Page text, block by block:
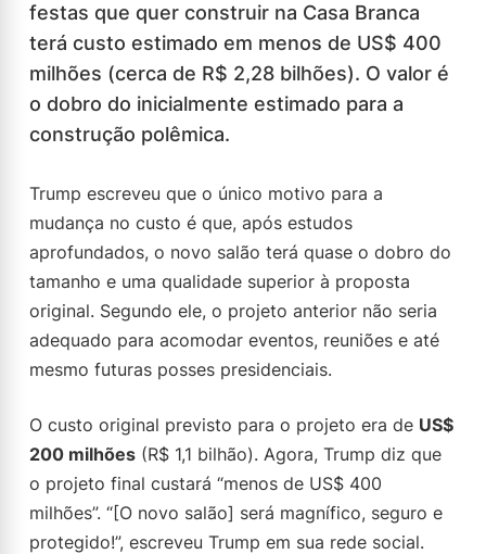
festas que quer construir na Casa Branca
terá custo estimado em menos de US$ 400
milhões (cerca de R$ 2,28 bilhões). O valor é
o dobro do inicialmente estimado para a
construção polêmica.
Trump escreveu que o único motivo para a
mudança no custo é que, após estudos
aprofundados, o novo salão terá quase o dobro do
tamanho e uma qualidade superior à proposta
original. Segundo ele, o projeto anterior não seria
adequado para acomodar eventos, reuniões e até
mesmo futuras posses presidenciais.
O custo original previsto para o projeto era de US$
200 milhões (R$ 1,1 bilhão). Agora, Trump diz que
o projeto final custará “menos de US$ 400
milhões”. “[O novo salão] será magnífico, seguro e
protegido!”, escreveu Trump em sua rede social.